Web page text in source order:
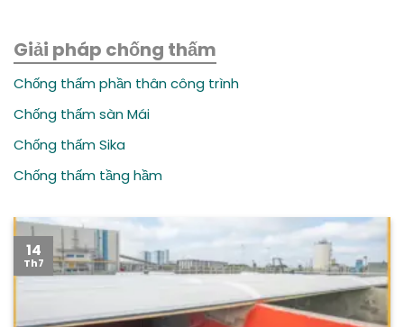
Giải pháp chống thấm
Chống thấm phần thân công trình
Chống thấm sàn Mái
Chống thấm Sika
Chống thấm tầng hầm
14
Th7